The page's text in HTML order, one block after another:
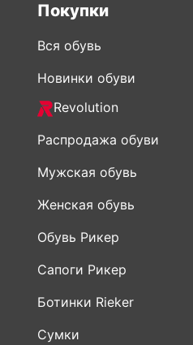
Покупки
Вся обувь
Новинки обуви
Revolution
Распродажа обуви
Мужская обувь
Женская обувь
Обувь Рикер
Сапоги Рикер
Ботинки Rieker
Сумки